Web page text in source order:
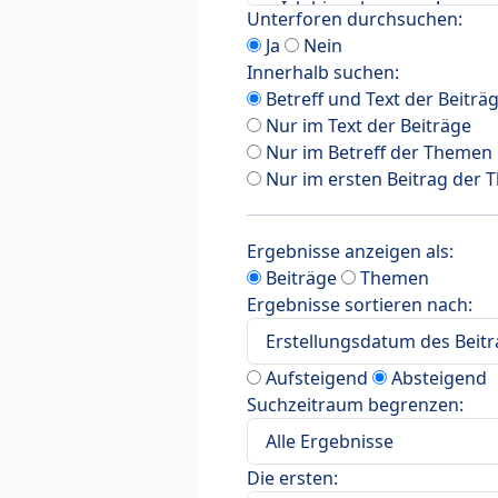
Unterforen durchsuchen:
Ja
Nein
Innerhalb suchen:
Betreff und Text der
Nur im Text der Beiträge
Nur im Betreff der Themen
Nur im ersten Beitrag der
Ergebnisse anzeigen als:
Beiträge
Themen
Ergebnisse sortieren nach:
Aufsteigend
Absteigend
Suchzeitraum begrenzen:
Die ersten: